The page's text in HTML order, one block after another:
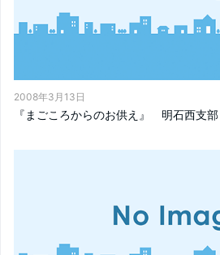
2008年3月13日
『まごころからのお供え』 明石西支部